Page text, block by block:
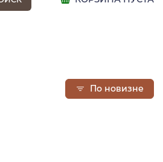
По новизне